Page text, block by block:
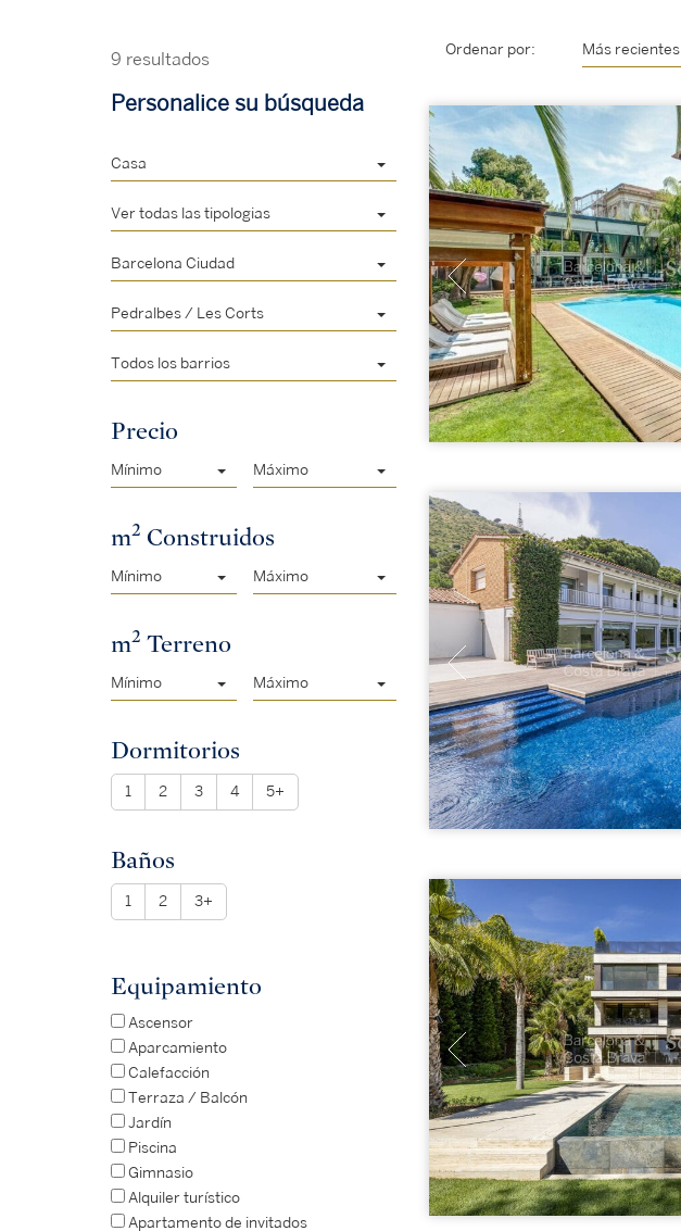
9 resultados
Personalice su búsqueda
Casa
Ver todas las tipologias
Barcelona Ciudad
Pedralbes / Les Corts
Todos los barrios
Precio
Mínimo Máximo
m2 Construidos
Mínimo Máximo
m2 Terreno
Mínimo Máximo
Dormitorios
1 2 3 4 5+
Baños
1 2 3+
Equipamiento
Ascensor
Aparcamiento
Calefacción
Terraza / Balcón
Jardín
Piscina
Gimnasio
Alquiler turístico
Apartamento de invitados
Ordenar por: Más recientes